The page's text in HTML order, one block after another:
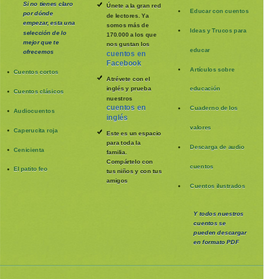
Si no tienes claro
por dónde
empezar, esta una
selección de lo
mejor que te
ofrecemos
Cuentos cortos
Cuentos clásicos
Audiocuentos
Caperucita roja
Cenicienta
El patito feo
Únete a la gran red
de lectores. Ya
somos más de
170.000 a los que
nos gustan los
cuentos en
Facebook
Atrévete con el
inglés y prueba
nuestros
cuentos en
inglés
Este es un espacio
para toda la
familia
Compártelo con
tus niños y con tus
amigos
Educar con cuentos
Ideas y Trucos para
educar
Artículos sobre
educación
Cuaderno de los
valores
Descarga de audio
cuentos
Cuentos ilustrados
Y todos nuestros
cuentos se
puedendescargar
en formato PDF